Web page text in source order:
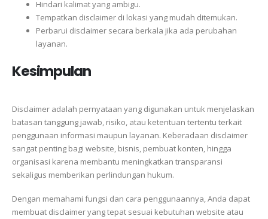
Hindari kalimat yang ambigu.
Tempatkan disclaimer di lokasi yang mudah ditemukan.
Perbarui disclaimer secara berkala jika ada perubahan
layanan.
Kesimpulan
Disclaimer adalah pernyataan yang digunakan untuk menjelaskan
batasan tanggung jawab, risiko, atau ketentuan tertentu terkait
penggunaan informasi maupun layanan. Keberadaan disclaimer
sangat penting bagi website, bisnis, pembuat konten, hingga
organisasi karena membantu meningkatkan transparansi
sekaligus memberikan perlindungan hukum.
Dengan memahami fungsi dan cara penggunaannya, Anda dapat
membuat disclaimer yang tepat sesuai kebutuhan website atau